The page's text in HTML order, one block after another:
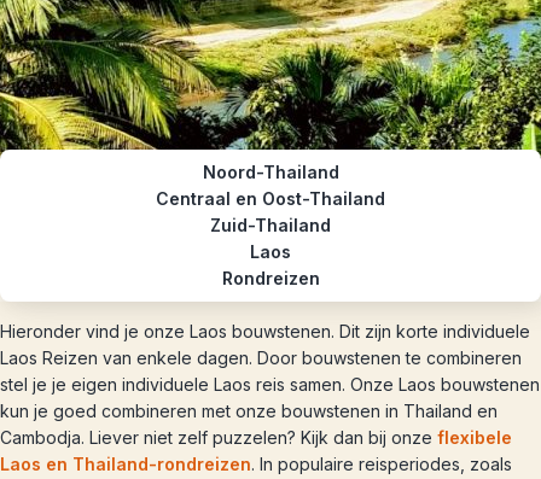
Noord-Thailand
Centraal en Oost-Thailand
Zuid-Thailand
Laos
Rondreizen
Hieronder vind je onze Laos bouwstenen. Dit zijn korte individuele
Laos Reizen van enkele dagen. Door bouwstenen te combineren
stel je je eigen individuele Laos reis samen. Onze Laos bouwstenen
kun je goed combineren met onze bouwstenen in Thailand en
Cambodja. Liever niet zelf puzzelen? Kijk dan bij onze flexibele
Laos en Thailand-rondreizen. In populaire reisperiodes, zoals